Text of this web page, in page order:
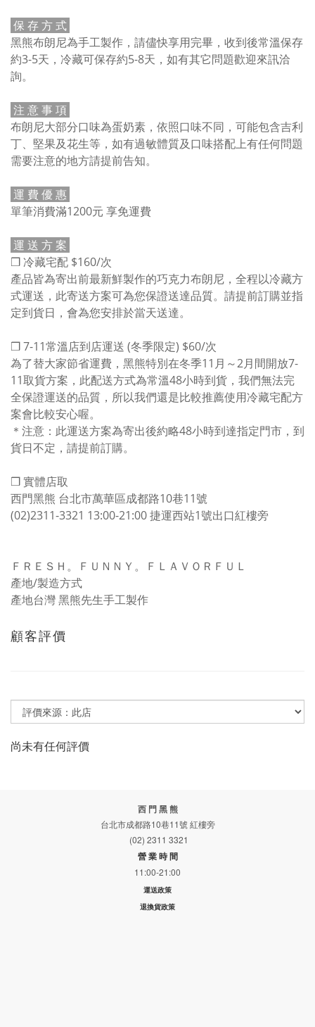
保 存 方 式
黑熊布朗尼為手工製作，請儘快享用完畢，收到後常溫保存
約3-5天，冷藏可保存約5-8天，如有其它問題歡迎來訊洽
詢。
注 意 事 項
布朗尼大部分口味為蛋奶素，依照口味不同，可能包含吉利
丁、堅果及花生等，如有過敏體質及口味搭配上有任何問題
需要注意的地方請提前告知。
運 費 優 惠
單筆消費滿1200元 享免運費
運 送 方 案
❒ 冷藏宅配 $160/次
產品皆為寄出前最新鮮製作的巧克力布朗尼，全程以冷藏方
式運送，此寄送方案可為您保證送達品質。請提前訂購並指
定到貨日，會為您安排於當天送達。
❒ 7-11常溫店到店運送 (冬季限定) $60/次
為了替大家節省運費，黑熊特別在冬季11月～2月間開放7-
11取貨方案，此配送方式為常溫48小時到貨，我們無法完
全保證運送的品質，所以我們還是比較推薦使用冷藏宅配方
案會比較安心喔。
＊注意：此運送方案為寄出後約略48小時到達指定門市，到
貨日不定，請提前訂購。
❒ 實體店取
西門黑熊 台北市萬華區成都路10巷11號
(02)2311-3321 13:00-21:00 捷運西站1號出口紅樓旁
ＦＲＥＳＨ。ＦＵＮＮＹ。ＦＬＡＶＯＲＦＵＬ
產地/製造方式
產地台灣 黑熊先生手工製作
顧客評價
尚未有任何評價
西 門 黑 熊
台北市成都路10巷11號 紅樓旁
(02) 2311 3321
營 業 時 間
11:00-21:00
運送政策
退換貨政策